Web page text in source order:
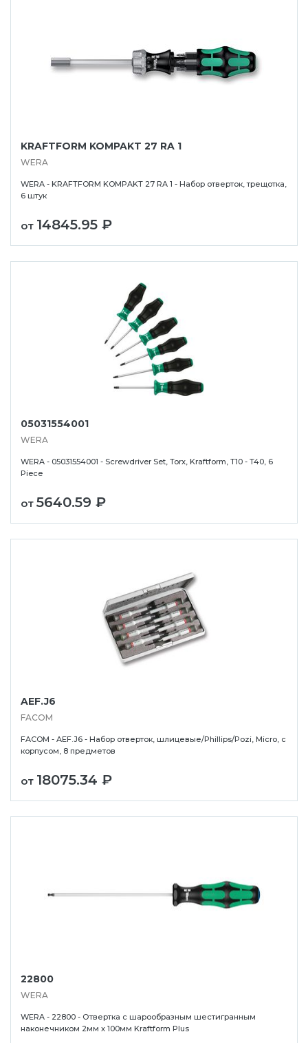
KRAFTFORM KOMPAKT 27 RA 1
WERA
WERA - KRAFTFORM KOMPAKT 27 RA 1 - Набор отверток, трещотка,
6 штук
от 14845.95 ₽
05031554001
WERA
WERA - 05031554001 - Screwdriver Set, Torx, Kraftform, T10 - T40, 6
Piece
от 5640.59 ₽
AEF.J6
FACOM
FACOM - AEF.J6 - Набор отверток, шлицевые/Phillips/Pozi, Micro, с
корпусом, 8 предметов
от 18075.34 ₽
22800
WERA
WERA - 22800 - Отвертка с шарообразным шестигранным
наконечником 2мм x 100мм Kraftform Plus